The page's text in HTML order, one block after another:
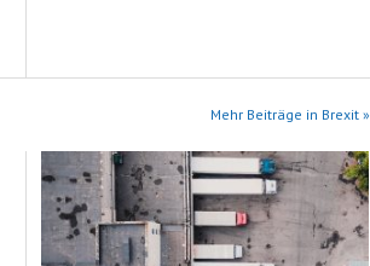
Mehr Beiträge in Brexit »